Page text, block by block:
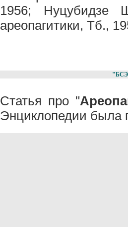
1956;
ареопагитики, Тб.,
Статья про "
Энциклопедии была